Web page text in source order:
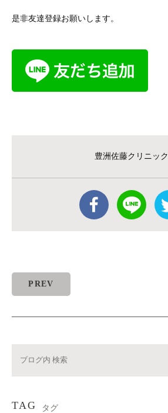
是非友達登録お願いします。
豊洲佐藤クリニック
PREV
TAG タグ